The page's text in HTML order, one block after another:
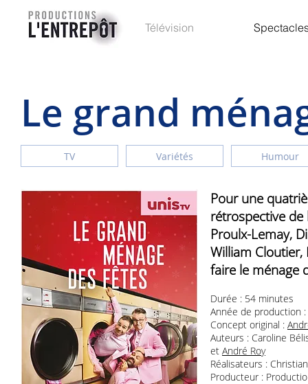
Accueil Télévision
Le grand
TV Variétés Humour
Pour une
rétrospective
Proulx-Lemay,
William
faire le ménage
Durée : 54 minutes
Année de production
Concept original :
Auteurs : Caroline
et André Roy
Réalisateurs :
Producteur :